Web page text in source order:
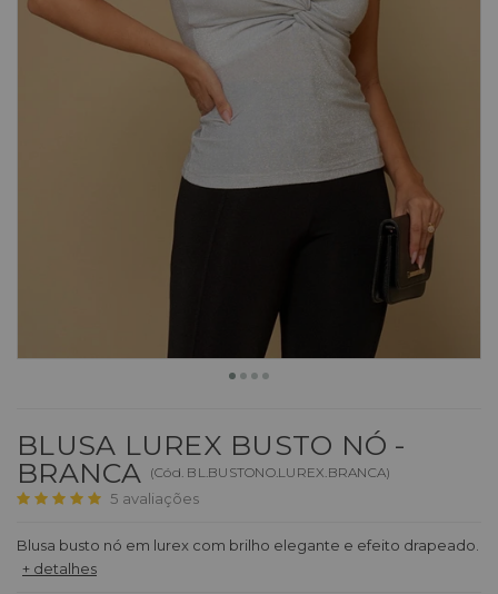
BLUSA LUREX BUSTO NÓ -
BRANCA (Cód. BL.BUSTONO.LUREX.BRANCA)
5 avaliações
Blusa busto nó em lurex com brilho elegante e efeito drapeado.
+ detalhes